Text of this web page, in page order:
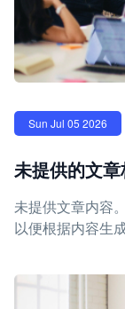
Sun Jul 05 2026
未提供的文
未提供文章内容
以便根据内容生